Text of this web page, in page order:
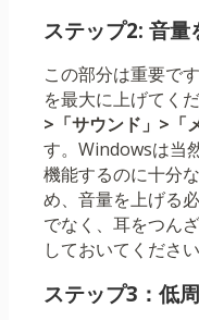
ステップ2: 音量
この部分は重要で
を最大に上げてく
>「サウンド」>「
す。Windowsは当
機能するのに十分
め、音量を上げる
でなく、耳をつん
しておいてください
ステップ3：低